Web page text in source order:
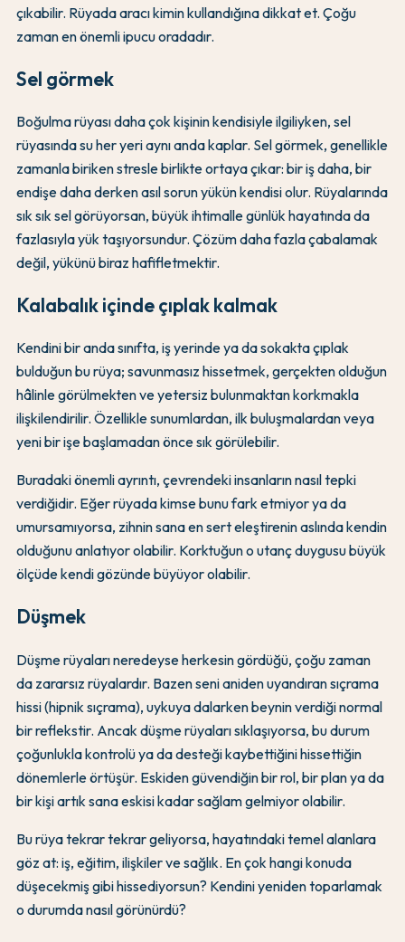
çıkabilir. Rüyada aracı kimin kullandığına dikkat et. Çoğu
zaman en önemli ipucu oradadır.
Sel görmek
Boğulma rüyası daha çok kişinin kendisiyle ilgiliyken, sel
rüyasında su her yeri aynı anda kaplar. Sel görmek, genellikle
zamanla biriken stresle birlikte ortaya çıkar: bir iş daha, bir
endişe daha derken asıl sorun yükün kendisi olur. Rüyalarında
sık sık sel görüyorsan, büyük ihtimalle günlük hayatında da
fazlasıyla yük taşıyorsundur. Çözüm daha fazla çabalamak
değil, yükünü biraz hafifletmektir.
Kalabalık içinde çıplak kalmak
Kendini bir anda sınıfta, iş yerinde ya da sokakta çıplak
bulduğun bu rüya; savunmasız hissetmek, gerçekten olduğun
hâlinle görülmekten ve yetersiz bulunmaktan korkmakla
ilişkilendirilir. Özellikle sunumlardan, ilk buluşmalardan veya
yeni bir işe başlamadan önce sık görülebilir.
Buradaki önemli ayrıntı, çevrendeki insanların nasıl tepki
verdiğidir. Eğer rüyada kimse bunu fark etmiyor ya da
umursamıyorsa, zihnin sana en sert eleştirenin aslında kendin
olduğunu anlatıyor olabilir. Korktuğun o utanç duygusu büyük
ölçüde kendi gözünde büyüyor olabilir.
Düşmek
Düşme rüyaları neredeyse herkesin gördüğü, çoğu zaman
da zararsız rüyalardır. Bazen seni aniden uyandıran sıçrama
hissi (hipnik sıçrama), uykuya dalarken beynin verdiği normal
bir reflekstir. Ancak düşme rüyaları sıklaşıyorsa, bu durum
çoğunlukla kontrolü ya da desteği kaybettiğini hissettiğin
dönemlerle örtüşür. Eskiden güvendiğin bir rol, bir plan ya da
bir kişi artık sana eskisi kadar sağlam gelmiyor olabilir.
Bu rüya tekrar tekrar geliyorsa, hayatındaki temel alanlara
göz at: iş, eğitim, ilişkiler ve sağlık. En çok hangi konuda
düşecekmiş gibi hissediyorsun? Kendini yeniden toparlamak
o durumda nasıl görünürdü?